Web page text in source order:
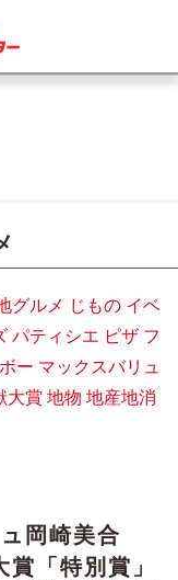
グルメ じもの イベ
パティシエ ピザ フ
ー マックスバリュ
大賞 地物 地産地消
岡崎美合
「特別賞」